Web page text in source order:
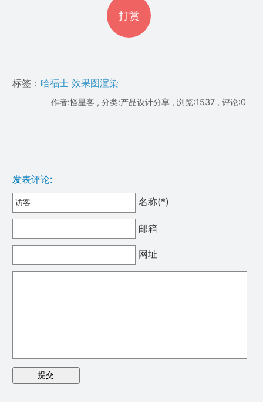
打赏
标签： 哈福士 效果图渲染
作者:怪星客 , 分类:产品设计分享 , 浏览:1537 , 评论:0
发表评论:
名称(*)
邮箱
网址